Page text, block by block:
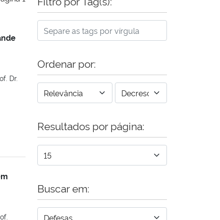
Dr.
Ordenar por:
Resultados por página:
Buscar em: